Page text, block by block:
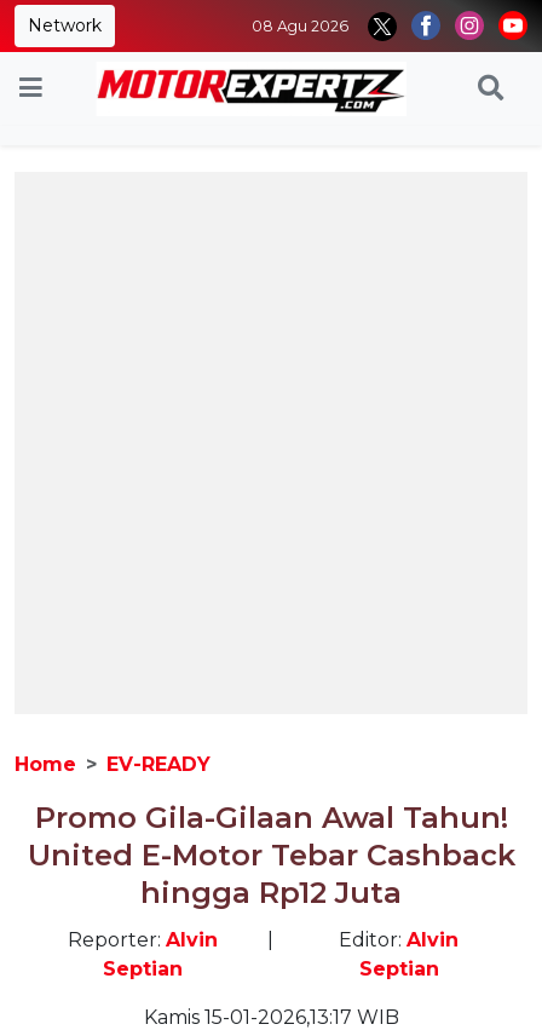
Network 08 Agu 2026
Home EV-READY
Promo Gila-Gilaan Awal Tahun!
United E-Motor Tebar Cashback
hingga Rp12 Juta
Reporter: Alvin
Septian
Editor:Alvin
Septian
Kamis 15-01-2026,13:17 WIB